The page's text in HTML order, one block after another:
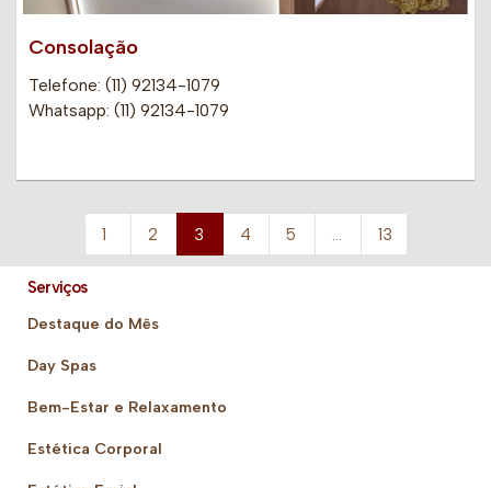
Consolação
Telefone: (11) 92134-1079
Whatsapp: (11) 92134-1079
1 2 3 4 5 … 13
Serviços
Destaque do Mês
Day Spas
Bem-Estar e Relaxamento
Estética Corporal